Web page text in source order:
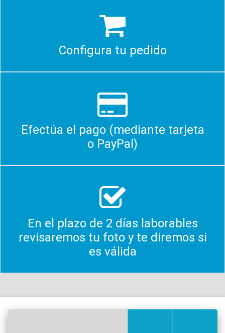
Configura tu pedido
Efectúa el pago (mediante tarjeta
o PayPal)
En el plazo de 2 días laborables
revisaremos tu foto y te diremos si
es válida